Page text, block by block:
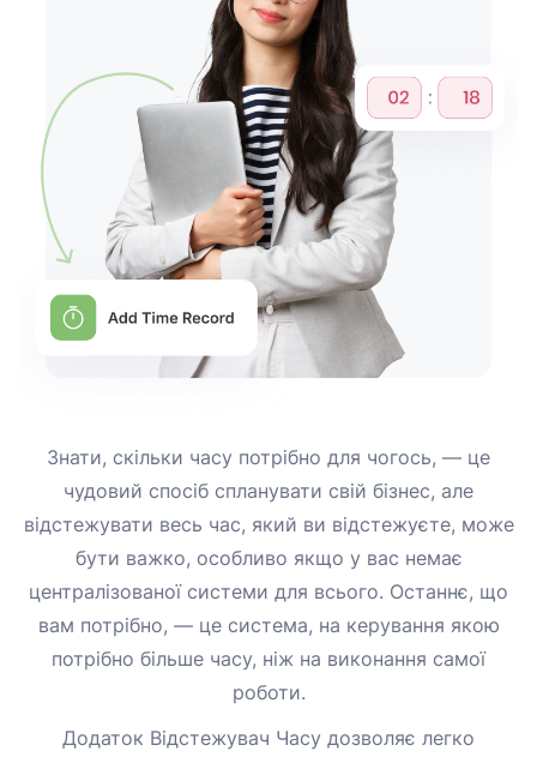
Знати, скільки часу потрібно для чогось, — це
чудовий спосіб спланувати свій бізнес, але
відстежувати весь час, який ви відстежуєте, може
бути важко, особливо якщо у вас немає
централізованої системи для всього. Останнє, що
вам потрібно, — це система, на керування якою
потрібно більше часу, ніж на виконання самої
роботи.
Додаток Відстежувач Часу дозволяє легко